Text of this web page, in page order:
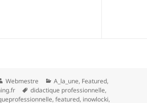
Auteur
Webmestre Catégories
A_la_une, Featured,
Mots-
clés
didactique professionnelle,
,featured, inowlocki,